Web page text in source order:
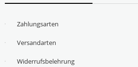
Zahlungsarten
Versandarten
Widerrufsbelehrung